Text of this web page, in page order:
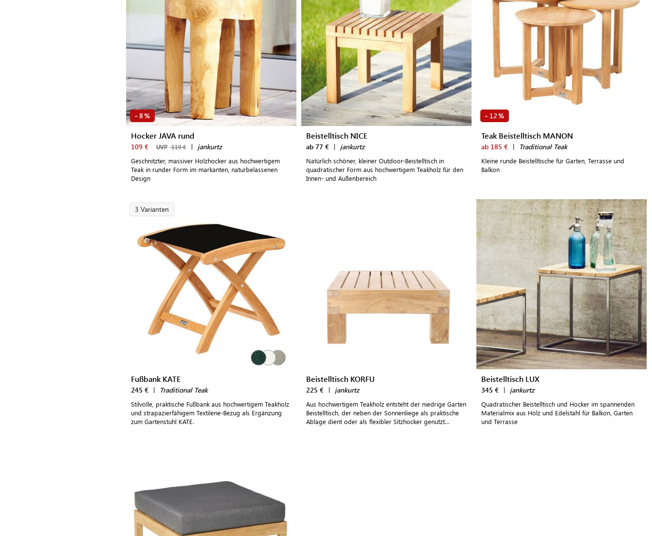
- 8%
Hocker JAVA rund
109 € UVP 119 € | jankurtz
Geschnitzter, massiver Holzhocker aus hochwertigem
Teak in runder Form im markanten, naturbelassenen
Design
Beistelltisch NICE
ab 77 € | jankurtz
Natürlich schöner, kleiner Outdoor-Beistelltisch in
quadratischer Form aus hochwertigem Teakholz für den
Innen- und Außenbereich
- 12 %
Teak Beistelltisch MANON
ab 185 € | Traditional Teak
Kleine runde Beistelltische für Garten, Terrasse und
Balkon
3 Varianten
Fußbank KATE
245 € | Traditional Teak
Stilvolle, praktische Fußbank aus hochwertigem Teakholz
und strapazierfähigem Textilene-Bezug als Ergänzung
zum Gartenstuhl KATE.
Beistelltisch KORFU
225 € | jankurtz
Aus hochwertigem Teakholz entsteht der niedrige Garten
Beistelltisch, der neben der Sonnenliege als praktische
Ablage dient oder als flexibler Sitzhocker genutzt
Beistelltisch LUX
345 € | jankurtz
Quadratischer Beistelltisch und Hocker im spannenden
Materialmix aus Holz und Edelstahl für Balkon, Garten
und Terrasse